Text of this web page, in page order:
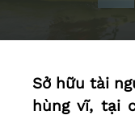
Sở hữu tài
hùng vĩ, tại